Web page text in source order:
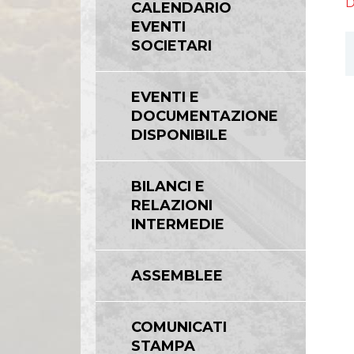
Linee Guida del Gruppo ASPI
CALENDARIO
EVENTI
SOCIETARI
EVENTI E
DOCUMENTAZIONE
DISPONIBILE
BILANCI E
RELAZIONI
INTERMEDIE
ASSEMBLEE
COMUNICATI
STAMPA